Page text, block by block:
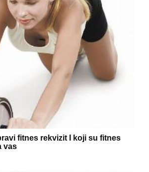
fitnes rekvizit I koji su fitnes
vas